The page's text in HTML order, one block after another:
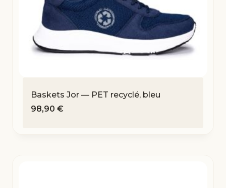
Baskets Jor — PET recyclé, bleu
98,90 €